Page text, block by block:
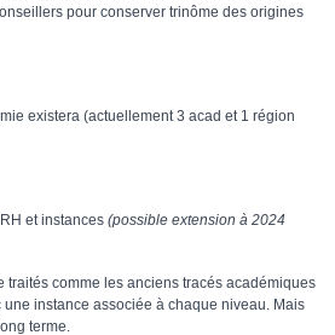
pour conserver trinôme des origines
existera (actuellement 3 acad et 1 région
et instances (possible extension à 2024
traités comme les anciens tracés académiques
instance associée à chaque niveau. Mais
terme.